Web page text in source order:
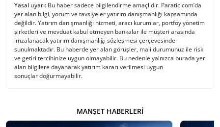
Yasal uyarı: Bu haber sadece bilgilendirme amaçlıdır. Paratic.com’da
yer alan bilgi, yorum ve tavsiyeler yatırım danışmanlığı kapsamında
değildir. Yatırım danışmanlığı hizmeti, aracı kurumlar, portföy yönetim
şirketleri ve mevduat kabul etmeyen bankalar ile müşteri arasında
imzalanacak yatırım danışmanlığı sözleşmesi çerçevesinde
sunulmaktadır. Bu haberde yer alan görüşler, mali durumunuz ile risk
ve getiri tercihinize uygun olmayabilir. Bu nedenle yalnızca burada yer
alan bilgilere dayanarak yatırım kararı verilmesi uygun
sonuçlar doğurmayabilir.
MANŞET HABERLERI